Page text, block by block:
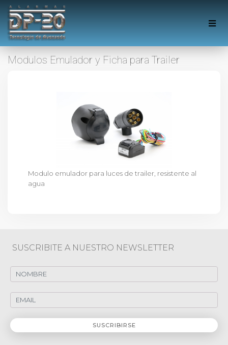
Modulos Emulador y Ficha para Trailer
Modulo emulador para luces de trailer, resistente al
agua
SUSCRIBITE A NUESTRO NEWSLETTER